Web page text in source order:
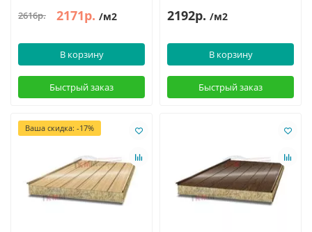
2616р. 2171р. /м2
В корзину
Быстрый заказ
2192р. /м2
В корзину
Быстрый заказ
Ваша скидка: -17%